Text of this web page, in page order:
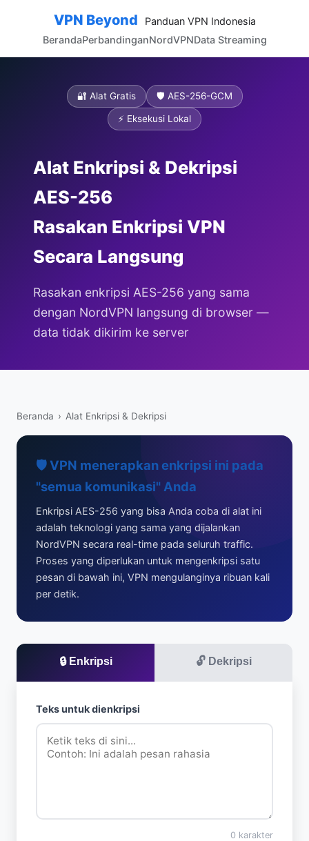
VPN Beyond
Panduan VPN Indonesia
BerandaPerbandinganNordVPNData Streaming
🔐 Alat Gratis 🛡️ AES-256-GCM
⚡ Eksekusi Lokal
Alat Enkripsi & Dekripsi
AES-256
Rasakan Enkripsi VPN
Secara Langsung
Rasakan enkripsi AES-256 yang sama
dengan NordVPN langsung di browser —
data tidak dikirim ke server
Beranda › Alat Enkripsi & Dekripsi
🛡️ VPN menerapkan enkripsi ini pada
"semua komunikasi" Anda
Enkripsi AES-256 yang bisa Anda coba di alat ini
adalah teknologi yang sama yang dijalankan
NordVPN secara real-time pada seluruh traffic.
Proses yang diperlukan untuk mengenkripsi satu
pesan di bawah ini, VPN mengulanginya ribuan kali
per detik.
🔒 Enkripsi 🔓 Dekripsi
Teks untuk dienkripsi
0 karakter